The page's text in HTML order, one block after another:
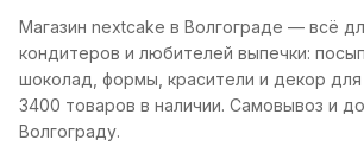
Магазин nextcake в Волгограде — всё
кондитеров и любителей выпечки:
шоколад, формы, красители и декор
3400 товаров в наличии. Самовывоз и
Волгограду.